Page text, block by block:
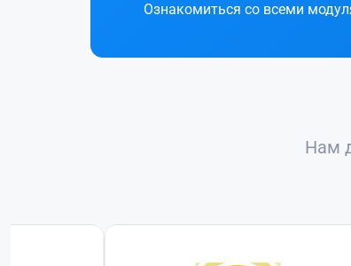
Ознакомиться со всеми
Нам